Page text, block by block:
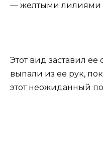
— желтыми лилиями
Этот вид заставил ее
выпали из ее рук,
этот неожиданный